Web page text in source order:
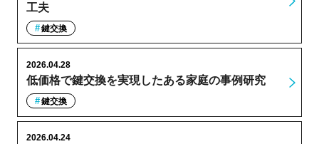
工夫
鍵交換
低価格で鍵交換を実現したある家庭の事例研究
2026.04.28
鍵交換
2026.04.24